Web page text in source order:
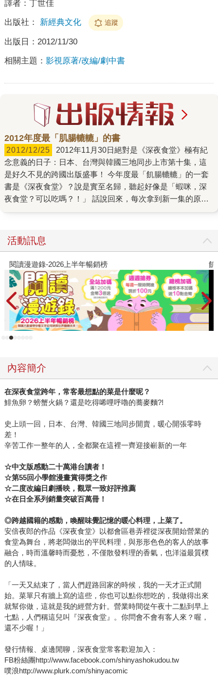
譯者： 丁世佳
出版社： 新經典文化 追蹤
出版日： 2012/11/30
相關主題： 影視原著/改編/劇中書
2012年度最「肌腸轆轆」的書
2012/12/25
念意義的日子：日本、台灣與韓國三地同步上市第十集，這
是好久不見的跨國出版盛事！ 今年度最「飢腸轆轆」的一套
書是《深夜食堂》？說是實至名歸，聽起好像是「蝦咪，深
夜食堂？可以吃嗎？！」 話說回來，每次拿到新一集的原稿
夜郎老師每一道料理的美味魔力；料理背後的故事更把我們
逗得時而開心、時而感動落淚，幾度讓人忘了自己是在工
作。我開始相信這是一套各國編輯團隊從翻譯、封面設計到
排版製版印刷，甚至連處理ISBN書號的辦事人員等所有沾到
邊的工作人員，光看書名就會流口水或掉眼淚的真情之作。
另外，我們還從引頸期盼新集數上市的忠實讀者身上窺見，
這當中最新鮮特別的閱讀趣味──重現料理。 一位熱情的日本
料理師傅，老愛跟我們分享他今天煮了馬鈴薯燉肉或咖哩烏
龍麵，靈感就來自《深夜食堂》。這跟日本小學館透露的訊
面啊啊啊啊啊！） 更有爸媽級的讀者邀兒女一起鑽研料理：
紅香腸的腳要怎麼切？日式炒麵一定要放四萬十川的青海苔
嗎？完成後再一起吃了它……你看看，天倫樂的過程更勝於
料理的美味。我們從沒想過《深夜食堂》成了親子兩代的溝
通橋梁。
活動訊息
閱讀漫遊錄-2026上半年暢銷榜 飢
內容簡介
在深夜食堂跨年，常客最想點的菜是什麼呢？
鯡魚卵？螃蟹火鍋？還是吃得唏哩呼嚕的蕎麥麵?!
史上頭一回，日本、台灣、韓國三地同步開賣，暖心開張零時
差！
辛苦工作一整年的人，全都聚在這裡一齊迎接嶄新的一年
☆中文版感動二十萬港台讀者！
☆第55回小學館漫畫賞得獎之作
☆二度改編日劇播映，觀眾一致好評推薦
☆在日全系列銷量突破百萬冊！
◎跨越國籍的感動，喚醒味覺記憶的暖心料理，上菜了。
安倍夜郎的作品《深夜食堂》以都會區巷弄裡從深夜開始營業的
食堂為舞台，將老闆做出的平民料理，與形形色色的客人的故事
融合，時而溫馨時而憂愁，不僅散發料理的香氣，也洋溢最質樸
的人情味。
「一天又結束了，當人們趕路回家的時候，我的一天才正式開
始。菜單只有牆上寫的這些，你也可以點你想吃的，我做得出來
就幫你做，這就是我的經營方針。營業時間從午夜十二點到早上
七點，人們稱這兒叫『深夜食堂』。你問會不會有客人來？喔，
還不少喔！」
發行情報、桌邊閒聊，深夜食堂常客歡迎加入：
FB粉絲團http://www.facebook.com/shinyashokudou.tw
噗浪http://www.plurk.com/shinyacomic